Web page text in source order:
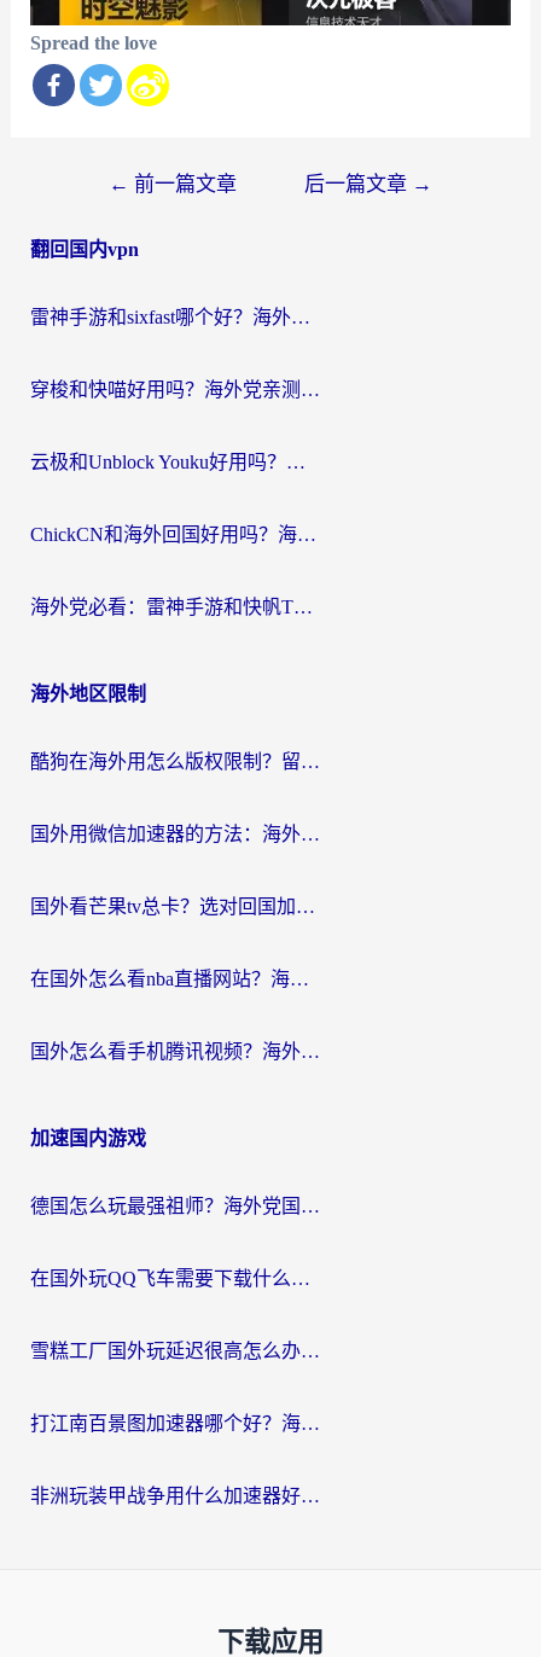
Spread the love
导
← 前一篇文章 后一篇文章 →
翻回国内vpn
雷神手游和sixfast哪个好？海外党亲测3款回国加速器，教你选对不踩坑
穿梭和快喵好用吗？海外党亲测：小众加速器对比+番茄加速器深度体验
云极和Unblock Youku好用吗？海外党亲测+2026回国加速器避坑指南
ChickCN和海外回国好用吗？海外党2026亲测：从手游到影音，选对加速器的3个关键
海外党必看：雷神手游和快帆TV版好用吗？3步选对回国加速器不踩坑
海外地区限制
酷狗在海外用怎么版权限制？留学生亲测：3步解决听国内音乐难题
国外用微信加速器的方法：海外党无缝连接国内生活的实用指南
国外看芒果tv总卡？选对回国加速器，轻松追《浪姐》不费劲
在国外怎么看nba直播网站？海外党专属体育观赛指南，告别地区限制！
国外怎么看手机腾讯视频？海外党亲测有效的追剧加速器选择指南
加速国内游戏
德国怎么玩最强祖师？海外党国服游戏加速器选择全攻略（附宝可梦Online实测）
在国外玩QQ飞车需要下载什么加速器呢？海外党亲测有效的国服游戏加速指南
雪糕工厂国外玩延迟很高怎么办？海外玩家国服游戏加速终极攻略（附实测推荐）
打江南百景图加速器哪个好？海外党踩坑N次后，终于找到不卡的秘诀
非洲玩装甲战争用什么加速器好？海外党亲测有效的国服游戏加速方案
下载应用